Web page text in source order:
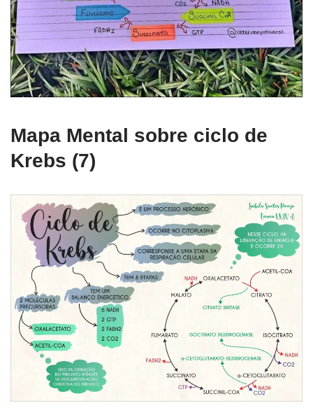
Mapa Mental sobre ciclo de
Krebs (7)